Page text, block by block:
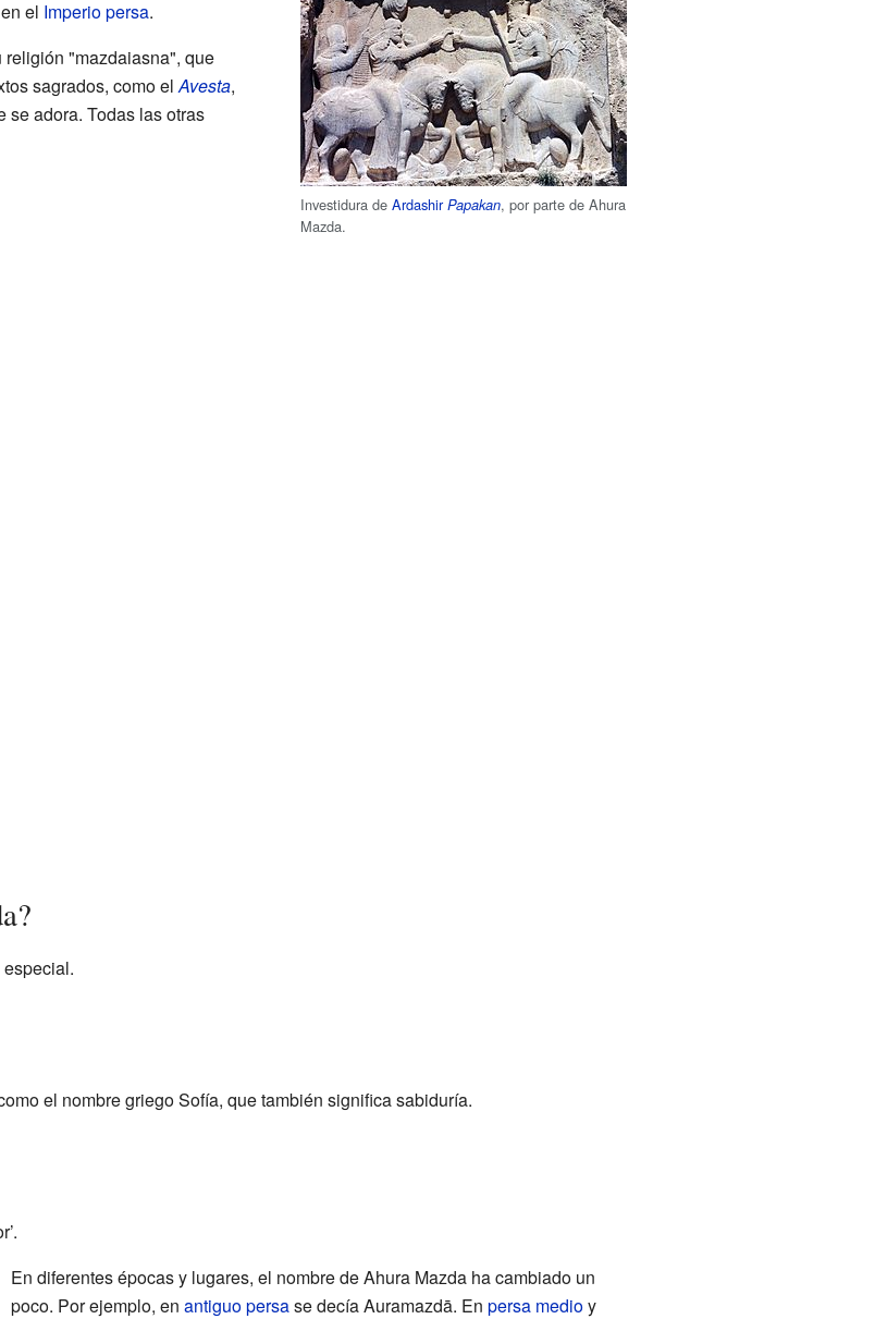
Investidura deArdashirPapakan, por parte de Ahura
Mazda.
el Imperio persa.
"mazdaiasna", que
sagrados, como elAvesta,
se adora. Todas las otras
el nombre griego Sofía, que también significa sabiduría.
En diferentes épocas y lugares, el nombre de Ahura Mazda ha cambiado un
poco. Por ejemplo, en antiguo persase decía Auramazdā. En persa medioy